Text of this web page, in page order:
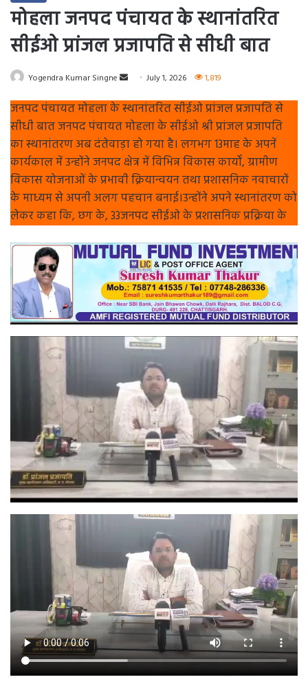
मोहला जनपद पंचायत के स्थानांतरित
सीईओ प्रांजल प्रजापति से सीधी बात
Yogendra Kumar Singne
Send
email
July 1, 2026 1,819
जनपद पंचायत मोहला के स्थानांतरित सीईओ प्रांजल प्रजापति से
सीधी बात जनपद पंचायत मोहला के सीईओ श्री प्रांजल प्रजापति
का स्थानांतरण अब दंतेवाड़ा हो गया है। लगभग 13माह के अपनें
कार्यकाल में उन्होंने जनपद क्षेत्र में विभिन्न विकास कार्यों, ग्रामीण
विकास योजनाओं के प्रभावी क्रियान्वयन तथा प्रशासनिक नवाचारों
के माध्यम से अपनी अलग पहचान बनाई।उन्होंने अपने स्थानांतरण को
लेकर कहा कि, छग के, 33जनपद सीईओ के प्रशासनिक प्रक्रिया के